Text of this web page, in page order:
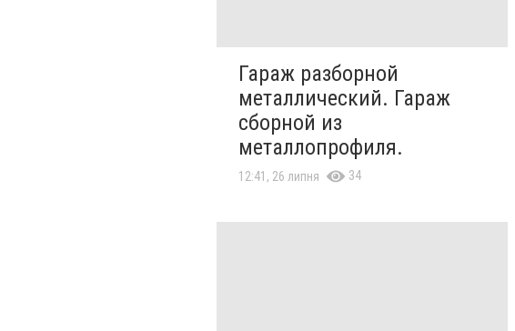
Гараж разборной
металлический. Гараж
сборной из
металлопрофиля.
12:41, 26 липня 34